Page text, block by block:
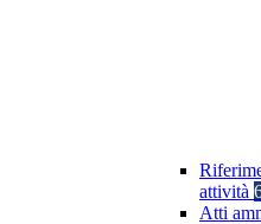
attività
Atti